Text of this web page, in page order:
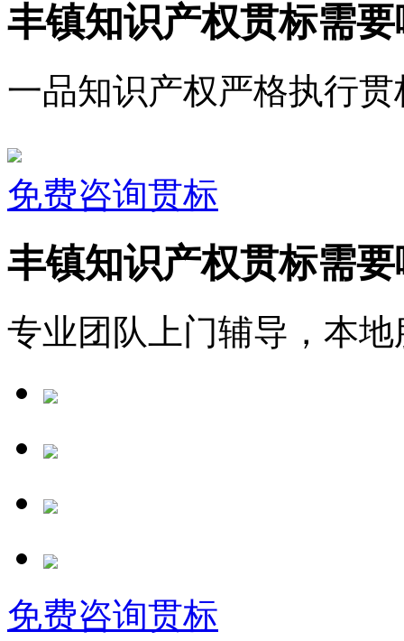
丰镇知识产权贯标需
一品知识产权严格执行
免费咨询贯标
丰镇知识产权贯标需
专业团队上门辅导，本
免费咨询贯标